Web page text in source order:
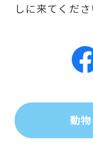
しに来てくださ
動